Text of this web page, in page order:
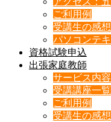
ご利用例
受講生の感想
パソコンテ
資格試験申込
出張家庭教師
サービス内
受講講座一覧
ご利用例
受講生の感想